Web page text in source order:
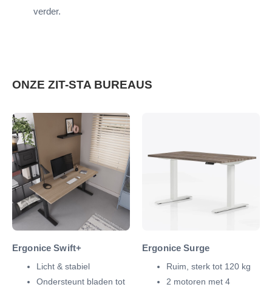
verder.
ONZE ZIT-STA BUREAUS
Ergonice Swift+
Licht & stabiel
Ondersteunt bladen tot
Ergonice Surge
Ruim, sterk tot 120 kg
2 motoren met 4